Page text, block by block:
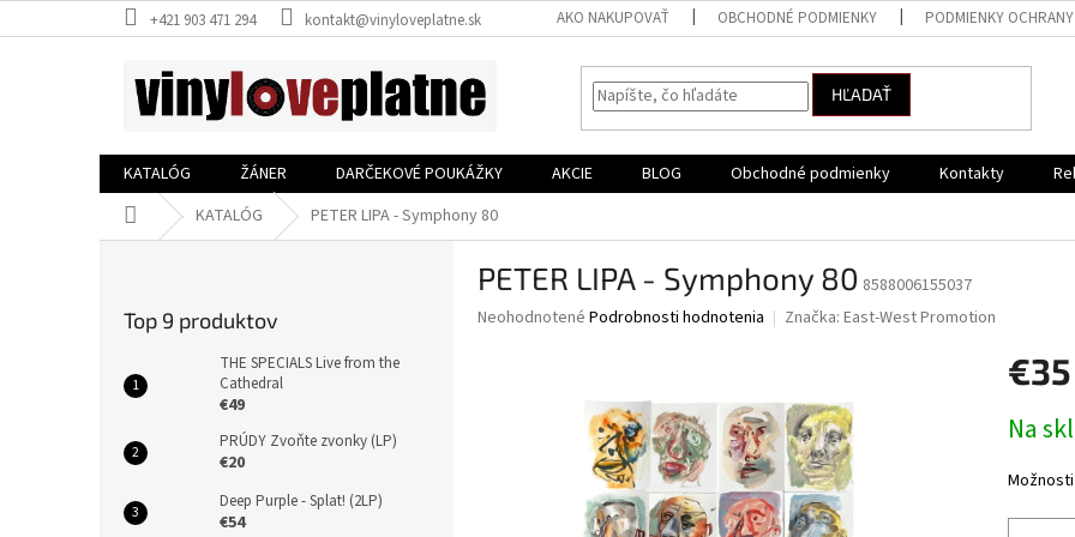
na
+421 903 471 294 kontakt@vinyloveplatne.sk AKO NAKUPOVAŤ OBCHODNÉ PODMIENKY PODMIENKY OCHRANY
HĽADAŤ
KATALÓG ŽÁNER DARČEKOVÉ POUKÁŽKY AKCIE BLOG Obchodné podmienky Kontakty
DomovKATALÓG PETER LIPA - Symphony 80
Top 9 produktov
THE SPECIALS Live from the
Cathedral
€49
PRÚDY Zvoňte zvonky (LP)
€20
Deep Purple - Splat! (2LP)
€54
PETER LIPA - Symphony 80 8588006155037
Priemerné
Neohodnotené Podrobnosti hodnotenia Značka: East-West Promotion
€35
cena:
Na